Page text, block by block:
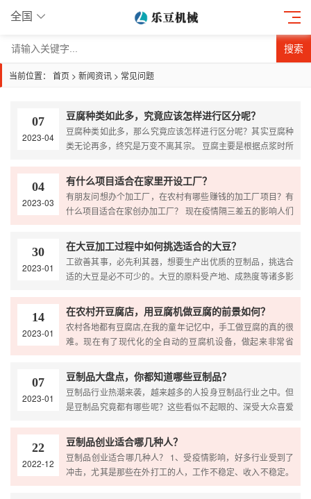
全国
搜索
当前位置： 首页 > 新闻资讯 > 常见问题
07
2023-04
豆腐种类如此多，究竟应该怎样进行区分呢？
豆腐种类如此多，那么究竟应该怎样进行区分呢？其实豆腐种
类无论再多，终究是万变不离其宗。 豆腐主要是根据点浆时所
04
2023-03
有什么项目适合在家里开设工厂？
有朋友问想办个加工厂，在农村有哪些赚钱的加工厂项目？有
什么项目适合在家创办加工厂？ 现在疫情隔三差五的影响人们
的正常上班、打工，遇到疫情严重的时候，常常这个月就...
30
2023-01
在大豆加工过程中如何挑选适合的大豆？
工欲善其事，必先利其器，想要生产出优质的豆制品，挑选合
适的大豆是必不可少的。大豆的原料受产地、成熟度等诸多影
14
2023-01
在农村开豆腐店，用豆腐机做豆腐的前景如何？
农村各地都有豆腐店,在我的童年记忆中，手工做豆腐的真的很
难。现在有了现代化的全自动的豆腐机设备，做起来非常省
力。农村加工豆腐的前景真的很好，我附近的村子里有一家...
07
2023-01
豆制品大盘点，你都知道哪些豆制品？
豆制品行业热潮来袭，越来越多的人投身豆制品行业之中。但
是豆制品究竟都有哪些呢？这些看似不起眼的、深受大众喜爱
22
2022-12
豆制品创业适合哪几种人？
豆制品创业适合哪几种人？ 1、受疫情影响，好多行业受到了
冲击，尤其是那些在外打工的人，工作不稳定、收入不稳定。
2、年龄大了，可是生活压力也不小，想要给孩子们分...